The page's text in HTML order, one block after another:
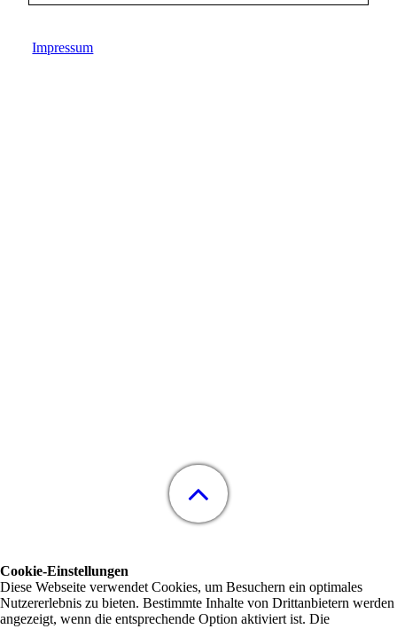
Impressum
Cookie-Einstellungen
Diese Webseite verwendet Cookies, um Besuchern ein optimales
Nutzererlebnis zu bieten. Bestimmte Inhalte von Drittanbietern
angezeigt, wenn die entsprechende Option aktiviert ist. Die